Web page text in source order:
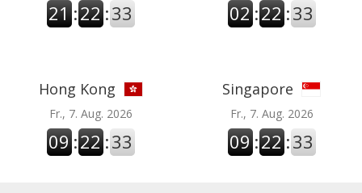
21 :22 :34 02 :22 :34
Hong Kong
Fr., 7. Aug. 2026
09 :22 :34
Singapore
Fr., 7. Aug. 2026
09 :22 :34